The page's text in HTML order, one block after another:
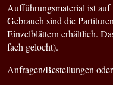
Aufführungsmaterial ist
Gebrauch sind die
Einzelblättern erhältlich.
fach gelocht).
Anfragen/Bestellungen